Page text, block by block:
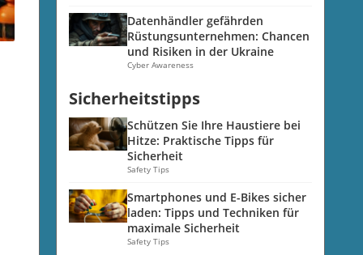
Datenhändler gefährden
Rüstungsunternehmen: Chancen
und Risiken in der Ukraine
Cyber Awareness
Sicherheitstipps
Schützen Sie Ihre Haustiere bei
Hitze: Praktische Tipps für
Sicherheit
Safety Tips
Smartphones und E-Bikes sicher
laden: Tipps und Techniken für
maximale Sicherheit
Safety Tips